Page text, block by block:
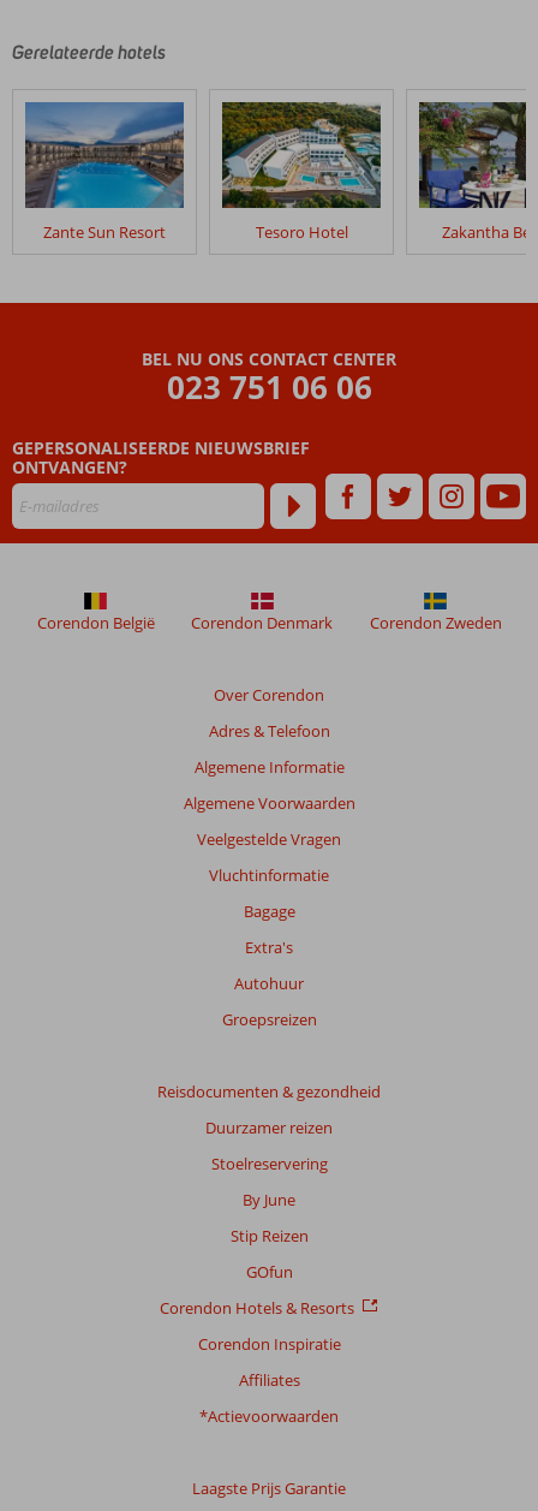
Gerelateerde hotels
Zante Sun Resort Tesoro Hotel Zakantha
BEL NU ONS CONTACT CENTER
023 751 06 06
GEPERSONALISEERDE NIEUWSBRIEF
ONTVANGEN?
Over Corendon
Adres & Telefoon
Algemene Informatie
Algemene Voorwaarden
Veelgestelde Vragen
Vluchtinformatie
Bagage
Extra's
Autohuur
Groepsreizen
Reisdocumenten & gezondheid
Duurzamer reizen
Stoelreservering
By June
Stip Reizen
GOfun
Corendon Hotels & Resorts
Corendon Inspiratie
Affiliates
*Actievoorwaarden
Laagste Prijs Garantie
Corendon België Corendon Denmark Corendon Zweden